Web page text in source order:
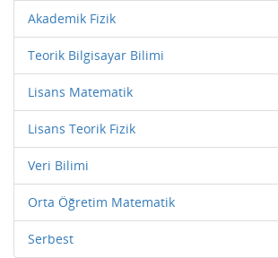
Akademik Fizik
Teorik Bilgisayar Bilimi
Lisans Matematik
Lisans Teorik Fizik
Veri Bilimi
Orta Öğretim Matematik
Serbest